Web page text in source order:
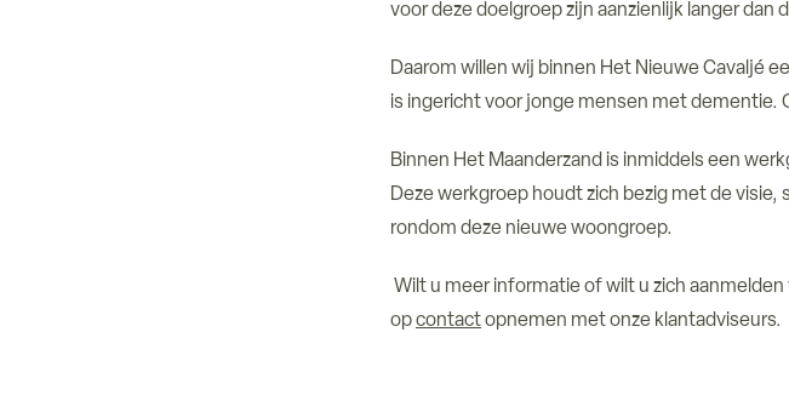
voor deze doelgroep zijn aanzienlijk langer dan
Daarom willen wij binnen Het Nieuwe Cavaljé
is ingericht voor jonge mensen met dementie.
Binnen Het Maanderzand is inmiddels een
Deze werkgroep houdt zich bezig met de
rondom deze nieuwe woongroep.
Wilt u meer informatie of wilt u zich
opcontactopnemen met onze klantadviseurs.